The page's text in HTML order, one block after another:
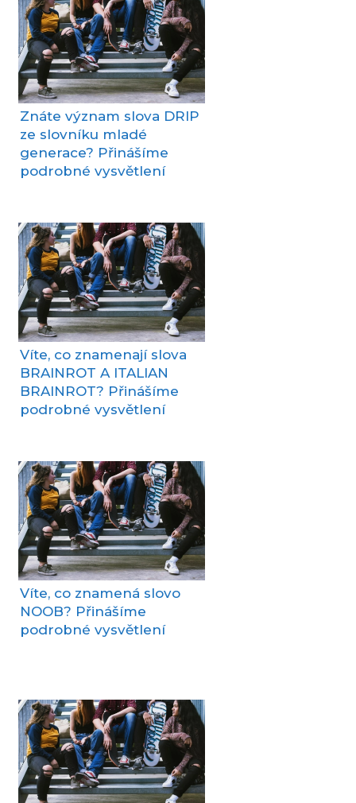
Znáte význam slova DRIP
ze slovníku mladé
generace? Přinášíme
podrobné vysvětlení
Víte, co znamenají slova
BRAINROT A ITALIAN
BRAINROT? Přinášíme
podrobné vysvětlení
Víte, co znamená slovo
NOOB? Přinášíme
podrobné vysvětlení